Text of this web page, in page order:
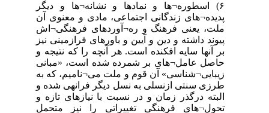
۶‏) اسطوره¬ها و نمادها و نشانه¬ها و دیگر
پدیده¬های زندگانی اجتماعی، مادی و معنوی آن
ملت، یعنی فرهنگ و ره¬آوردهای فرهنگی¬اش
پیوند داشته و دین و آیین و باورهای فرازمینی نیز
بر آنها سایه افکنده است. هر آنچه را که نتیجه و
حاصل عامل¬های بر شمرده شده است، «مبانی
زیبایی¬شناسی» آن قوم و ملت می¬نامیم، که به
طرزی سنتی ازنسلی به نسل دیگر فرانهی شده و
البته درگذر زمان و در نسبت با نیازهای تازه و
تحول¬های فرهنگی تغییراتی را نیز متحمل